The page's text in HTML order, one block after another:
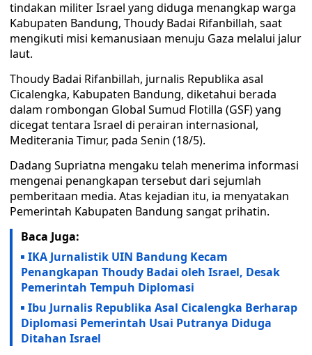
tindakan militer Israel yang diduga menangkap warga
Kabupaten Bandung, Thoudy Badai Rifanbillah, saat
mengikuti misi kemanusiaan menuju Gaza melalui jalur
laut.
Thoudy Badai Rifanbillah, jurnalis Republika asal
Cicalengka, Kabupaten Bandung, diketahui berada
dalam rombongan Global Sumud Flotilla (GSF) yang
dicegat tentara Israel di perairan internasional,
Mediterania Timur, pada Senin (18/5).
Dadang Supriatna mengaku telah menerima informasi
mengenai penangkapan tersebut dari sejumlah
pemberitaan media. Atas kejadian itu, ia menyatakan
Pemerintah Kabupaten Bandung sangat prihatin.
Baca Juga:
IKA Jurnalistik UIN Bandung Kecam
Penangkapan Thoudy Badai oleh Israel, Desak
Pemerintah Tempuh Diplomasi
Ibu Jurnalis Republika Asal Cicalengka Berharap
Diplomasi Pemerintah Usai Putranya Diduga
Ditahan Israel